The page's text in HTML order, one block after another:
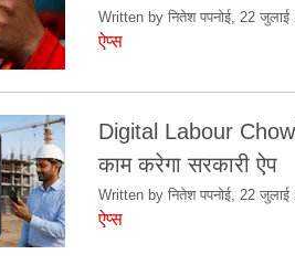
Written by नितेश पपनोई, 22 जुलाई
ऐप्स
Digital Labour
काम करेगा सरकारी ऐप
Written by नितेश पपनोई, 22 जुलाई
ऐप्स